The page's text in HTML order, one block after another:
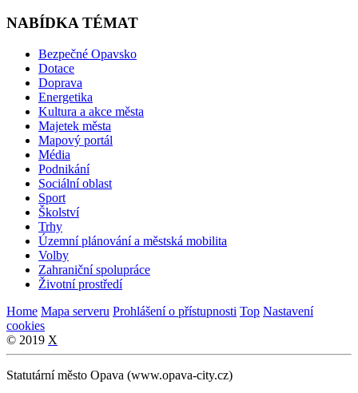
NABÍDKA TÉMAT
Bezpečné Opavsko
Dotace
Doprava
Energetika
Kultura a akce města
Majetek města
Mapový portál
Média
Podnikání
Sociální oblast
Sport
Školství
Trhy
Územní plánování a městská mobilita
Volby
Zahraniční spolupráce
Životní prostředí
Home Mapa serveru Prohlášení o přístupnosti Top Nastavení
cookies
© 2019 X
Statutární město Opava (www.opava-city.cz)